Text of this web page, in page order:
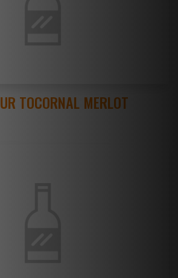
TOCORNAL MERLOT